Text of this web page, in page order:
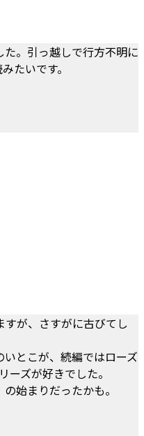
た。引っ越しで行方不明に
たいです。
が、さすがに古びてし
とこが、続編ではローズ
ーズが好きでした。
始まりだったかも。